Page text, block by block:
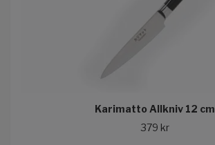
Karimatto Allkniv 12 cm
379 kr